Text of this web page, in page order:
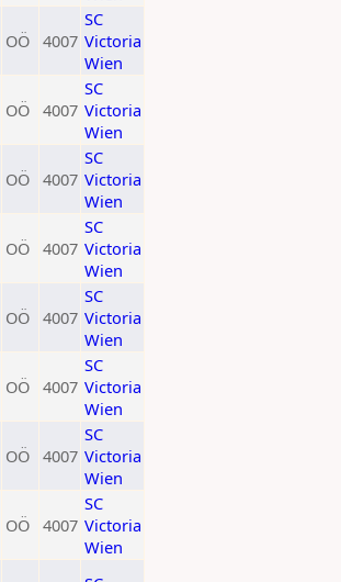
OÖ 4007
SC
Victoria
Wien
OÖ 4007
SC
Victoria
Wien
OÖ 4007
SC
Victoria
Wien
OÖ 4007
SC
Victoria
Wien
OÖ 4007
SC
Victoria
Wien
OÖ 4007
SC
Victoria
Wien
OÖ 4007
SC
Victoria
Wien
OÖ 4007
SC
Victoria
Wien